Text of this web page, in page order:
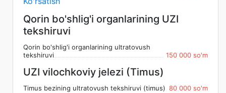
Qorin bo'shlig'i organlarining UZI
tekshiruvi
Qorin bo'shlig'i organlarining ultratovush
tekshiruvi
150 000 so'm
UZI vilochkoviy jelezi (Timus)
Timus bezining ultratovush tekshiruvi (timus) 80 000 so'm